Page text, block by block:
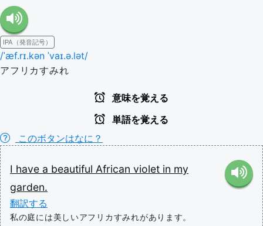
IPA（発音記号）
/ˈæf.rɪ.kən ˈvaɪ.ə.lət/
アフリカすみれ
意味を覚える
単語を覚える
このボタンはなに？
I have a beautiful African violet in my
garden.
翻訳する
私の庭には美しいアフリカすみれがあります。